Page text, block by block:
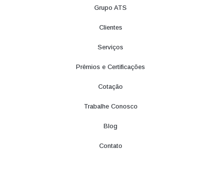
Grupo ATS
Clientes
Serviços
Prêmios e Certificações
Cotação
Trabalhe Conosco
Blog
Contato